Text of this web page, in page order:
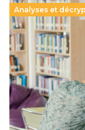
Analyses et
Supérieur
promesse
11 juillet 2026-
Le projet de loi
supérieur privé
qui relègue
Lire la suite →